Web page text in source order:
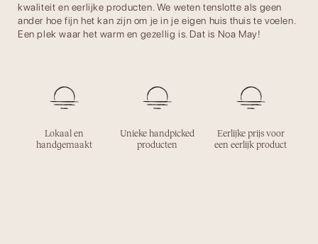
kwaliteit en eerlijke producten. We weten tenslotte als geen
ander hoe fijn het kan zijn om je in je eigen huis thuis te voelen.
Een plek waar het warm en gezellig is. Dat is Noa May!
Lokaal en
handgemaakt
Unieke handpicked
producten
Eerlijke prijs voor
een eerlijk product